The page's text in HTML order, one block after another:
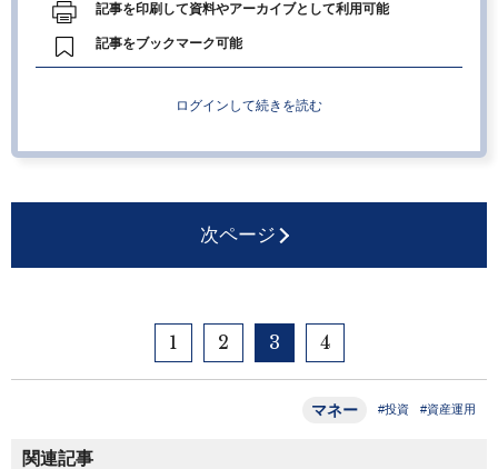
記事を印刷して資料やアーカイブとして利用可能
記事をブックマーク可能
ログインして続きを読む
次ページ
1 2 3 4
マネー #投資 #資産運用
関連記事